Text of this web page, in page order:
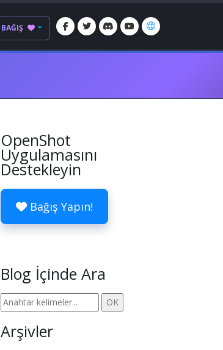
BAĞIŞ
OpenShot
Uygulamasını
Destekleyin
Bağış Yapın!
Blog İçinde Ara
Arşivler